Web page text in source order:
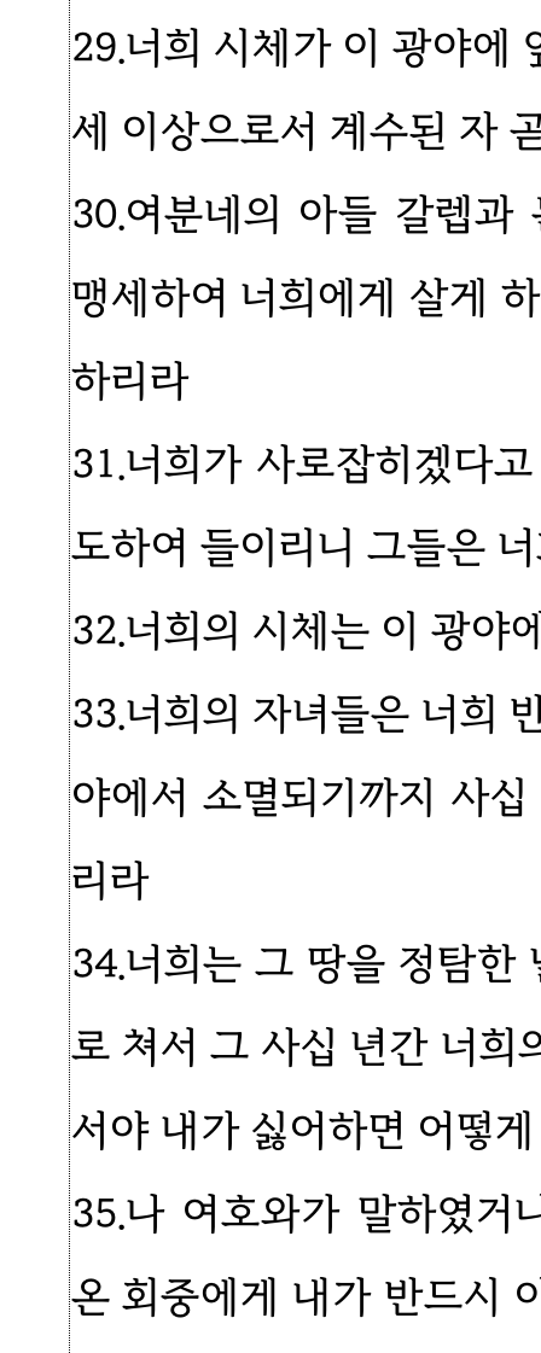
29.너희 시체가 이 광야에
세 이상으로서 계수된 자
30.여분네의 아들 갈렙
맹세하여 너희에게 살게
하리라
31.너희가 사로잡히겠다
도하여 들이리니 그들은
32.너희의 시체는 이 광야
33.너희의 자녀들은 너희
야에서 소멸되기까지 사
리라
34.너희는 그 땅을 정탐한
로 쳐서 그 사십 년간 너희
서야 내가 싫어하면 어떻
35.나 여호와가 말하였
온 회중에게 내가 반드시